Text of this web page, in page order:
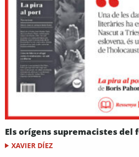
Els orígens supremacistes del
XAVIER DÍEZ